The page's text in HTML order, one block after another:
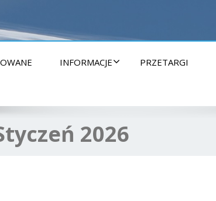
INFORMACJE PRZETARGI
2026